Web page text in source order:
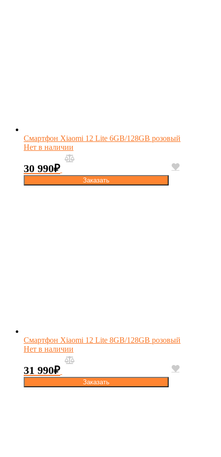
Смартфон Xiaomi 12 Lite 6GB/128GB розовый
Нет в наличии
30 990₽
Заказать
Смартфон Xiaomi 12 Lite 8GB/128GB розовый
Нет в наличии
31 990₽
Заказать